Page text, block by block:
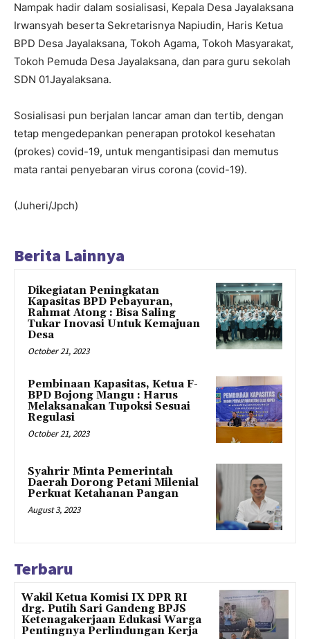
Nampak hadir dalam sosialisasi, Kepala Desa Jayalaksana
Irwansyah beserta Sekretarisnya Napiudin, Haris Ketua
BPD Desa Jayalaksana, Tokoh Agama, Tokoh Masyarakat,
Tokoh Pemuda Desa Jayalaksana, dan para guru sekolah
SDN 01Jayalaksana.
Sosialisasi pun berjalan lancar aman dan tertib, dengan
tetap mengedepankan penerapan protokol kesehatan
(prokes) covid-19, untuk mengantisipasi dan memutus
mata rantai penyebaran virus corona (covid-19).
(Juheri/Jpch)
Berita Lainnya
Dikegiatan Peningkatan
Kapasitas BPD Pebayuran,
Rahmat Atong : Bisa Saling
Tukar Inovasi Untuk Kemajuan
Desa
October 21, 2023
Pembinaan Kapasitas, Ketua F-
BPD Bojong Mangu : Harus
Melaksanakan Tupoksi Sesuai
Regulasi
October 21, 2023
Syahrir Minta Pemerintah
Daerah Dorong Petani Milenial
Perkuat Ketahanan Pangan
August 3, 2023
Terbaru
Wakil Ketua Komisi IX DPR RI
drg. Putih Sari Gandeng BPJS
Ketenagakerjaan Edukasi Warga
Pentingnya Perlindungan Kerja